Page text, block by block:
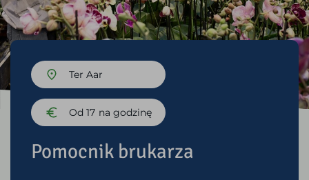
Ter Aar
Od 17 na godzinę
Pomocnik brukarza